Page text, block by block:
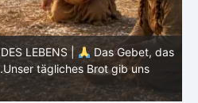
LEBENS |
Das Gebet, das
Wille geschehe